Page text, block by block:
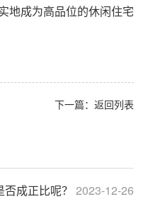
地成为高品位的休闲住宅
下一篇： 返回列表
2023-12-26
成正比呢？